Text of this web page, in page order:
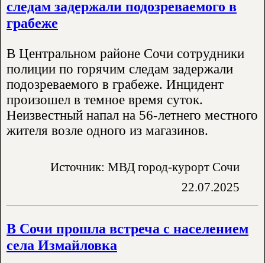
следам задержали подозреваемого в
грабеже
В Центральном районе Сочи сотрудники
полиции по горячим следам задержали
подозреваемого в грабеже. Инцидент
произошел в темное время суток.
Неизвестный напал на 56-летнего местного
жителя возле одного из магазинов.
Источник: МВД город-курорт Сочи
22.07.2025
В Сочи прошла встреча с населением
села Измайловка